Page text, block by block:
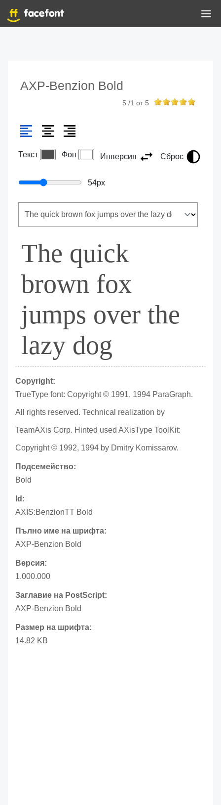
AXP-Benzion Bold
5 /1 от 5
Текст Фон Инверсия Сброс
54px
The quick
brown fox
jumps over the
lazy dog
Copyright:
TrueType font: Copyright © 1991, 1994 ParaGraph.
All rights reserved. Technical realization by
TeamAXis Corp. Hinted used AXisType ToolKit:
Copyright © 1992, 1994 by Dmitry Komissarov.
Подсемейство:
Bold
Id:
AXIS:BenzionTT Bold
Пълно име на шрифта:
AXP-Benzion Bold
Версия:
1.000.000
Заглавие на PostScript:
AXP-Benzion Bold
Размер на шрифта:
14.82 KB